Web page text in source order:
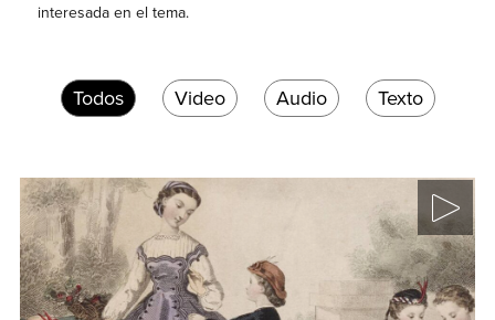
interesada en el tema.
Todos Video Audio Texto